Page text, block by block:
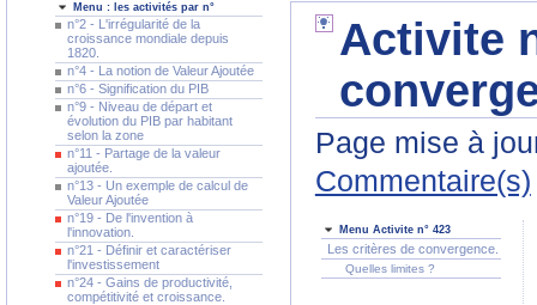
Menu : les activités par n°
n°2 - L'irrégularité de la
croissance mondiale depuis
1820.
n°4 - La notion de Valeur Ajoutée
n°6 - Signification du PIB
n°9 - Niveau de départ et
évolution du PIB par habitant
selon la zone
n°11 - Partage de la valeur
ajoutée.
n°13 - Un exemple de calcul de
Valeur Ajoutée
n°19 - De l'invention à
l'innovation.
n°21 - Définir et caractériser
l'investissement
n°24 - Gains de productivité,
compétitivité et croissance.
Activite
Page mise à
Commentaire(s)
Menu Activite n° 423
Les critères de convergence.
Quelles limites ?